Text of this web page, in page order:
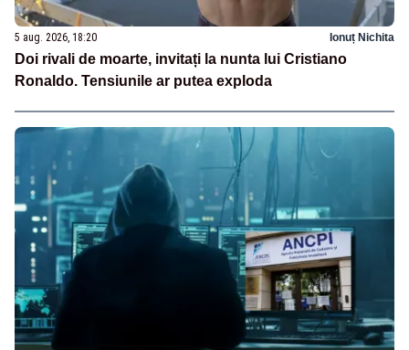
5 aug. 2026, 18:20 Ionuț Nichita
Doi rivali de moarte, invitați la nunta lui Cristiano
Ronaldo. Tensiunile ar putea exploda